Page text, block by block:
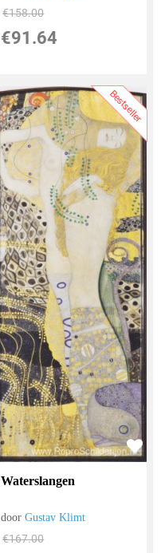
€158.00
€91.64
Bestseller
Waterslangen
doorGustav Klimt
€167.00